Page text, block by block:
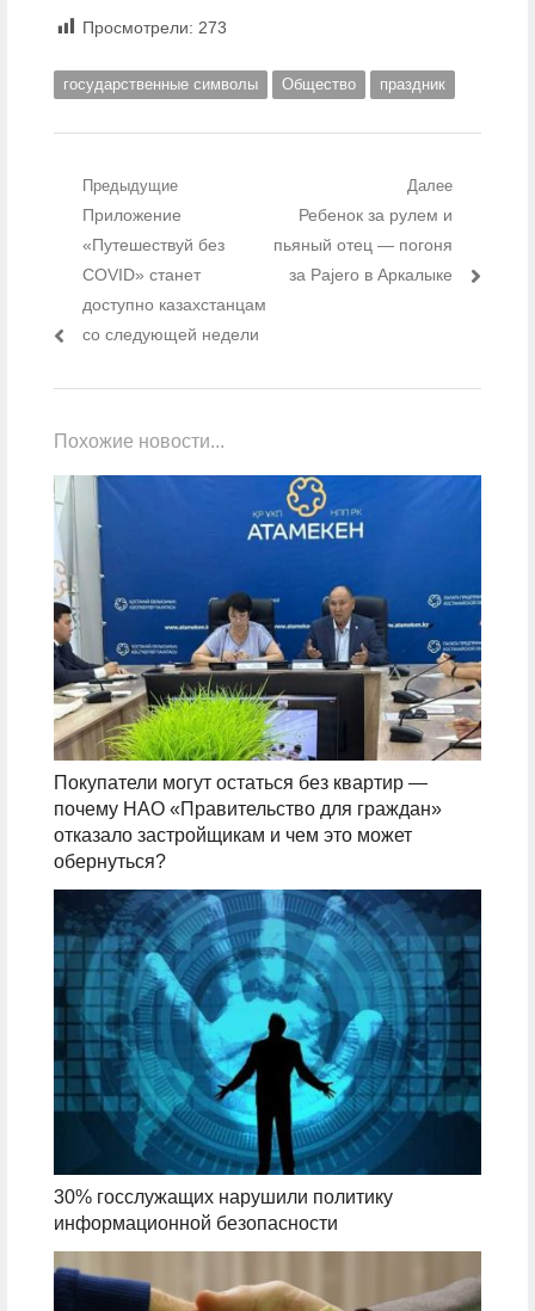
Просмотрели: 273
государственные символы Общество праздник
Навигация по записям
Предыдущие
Предыдущий пост:
Приложение
«Путешествуй без
COVID» станет
доступно казахстанцам
со следующей недели
Далее
Следующий пост:
Ребенок за рулем и
пьяный отец — погоня
за Pajero в Аркалыке
Похожие новости...
Покупатели могут остаться без квартир —
почему НАО «Правительство для граждан»
отказало застройщикам и чем это может
обернуться?
30% госслужащих нарушили политику
информационной безопасности